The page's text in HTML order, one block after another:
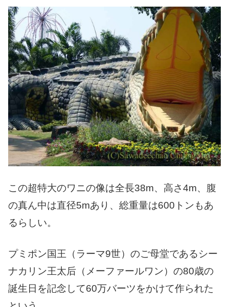
この超特大のワニの像は全長38m、高さ4m、腹
の真ん中は直径5mあり、総重量は600トンもあ
るらしい。
プミポン国王（ラーマ9世）のご母堂であるシー
ナカリン王太后（メーファールワン）の80歳の
誕生日を記念して60万バーツをかけて作られた